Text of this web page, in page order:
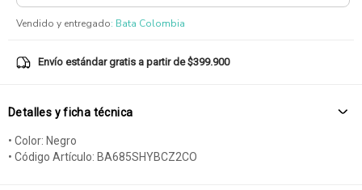
Vendido y entregado: Bata Colombia
Envío estándar gratis a partir de $399.900
Detalles y ficha técnica
• Color: Negro
• Código Artículo: BA685SHYBCZ2CO